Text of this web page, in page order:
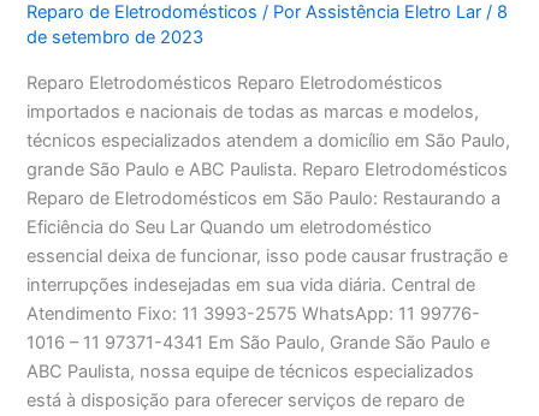
Reparo de Eletrodomésticos / PorAssistência Eletro Lar/ 8
de setembro de 2023
Reparo Eletrodomésticos Reparo Eletrodomésticos
importados e nacionais de todas as marcas e modelos,
técnicos especializados atendem a domicílio em São Paulo,
grande São Paulo e ABC Paulista. Reparo Eletrodomésticos
Reparo de Eletrodomésticos em São Paulo: Restaurando a
Eficiência do Seu Lar Quando um eletrodoméstico
essencial deixa de funcionar, isso pode causar frustração e
interrupções indesejadas em sua vida diária. Central de
Atendimento Fixo: 11 3993-2575 WhatsApp: 11 99776-
1016 – 11 97371-4341 Em São Paulo, Grande São Paulo e
ABC Paulista, nossa equipe de técnicos especializados
está à disposição para oferecer serviços de reparo de